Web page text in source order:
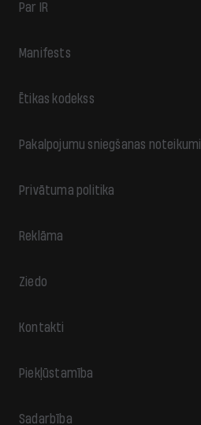
Par IR
Manifests
Ētikas kodekss
Pakalpojumu sniegšanas noteikumi
Privātuma politika
Reklāma
Ziedo
Kontakti
Piekļūstamība
Sadarbība